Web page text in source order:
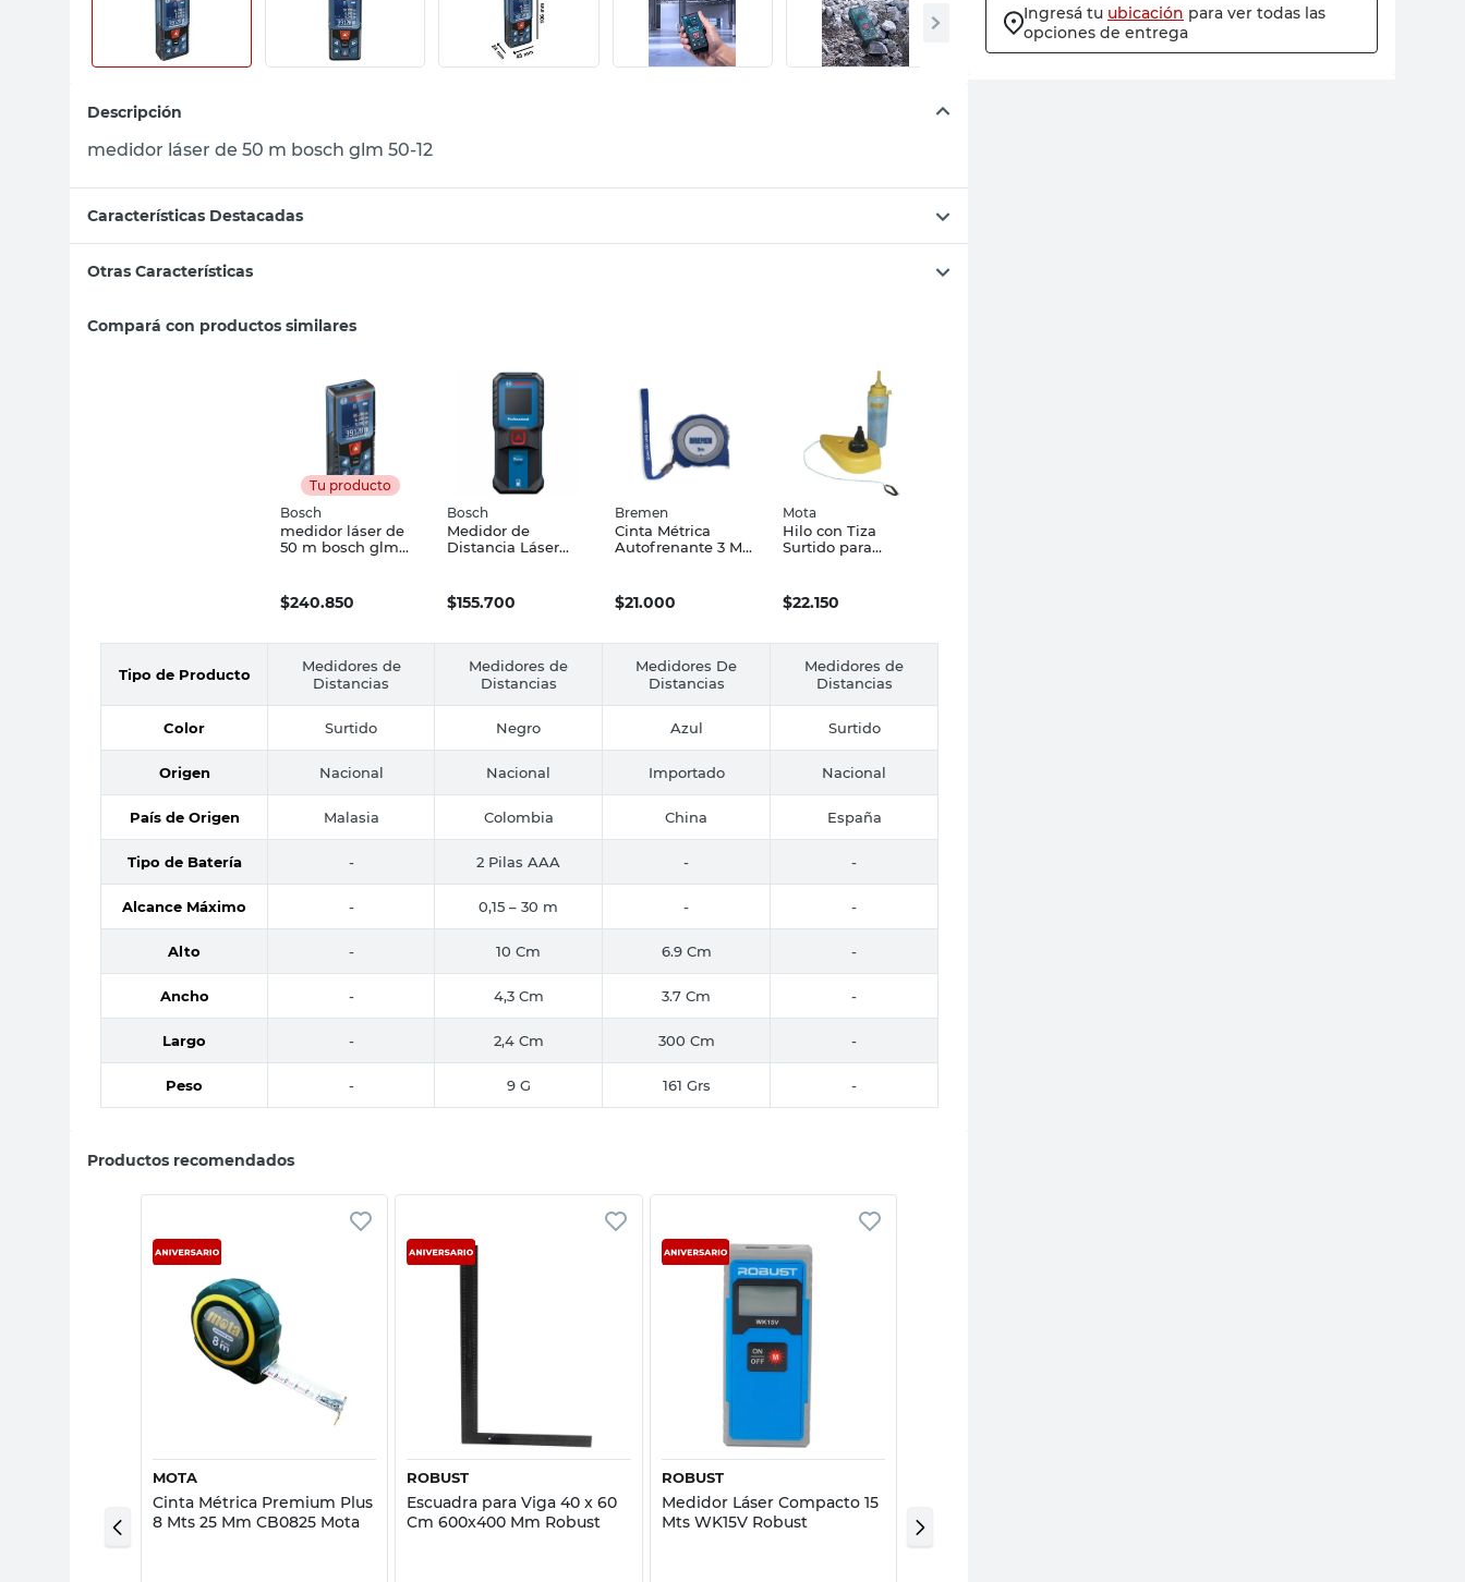
Descripción
medidor láser de 50 m bosch glm 50-12
Características Destacadas
Otras Características
Compará con productos similares
Tu producto
Bosch
medidor láser de
50 m bosch glm
$240.850
Bosch
Medidor de
Distancia Láser
$155.700
Bremen
Cinta Métrica
Autofrenante 3 Mts
$21.000
Mota
Hilo con Tiza
Surtido para
$22.150
Tipo de Producto
Medidores de
Distancias
Medidores de
Distancias
Medidores De
Distancias
Medidores de
Distancias
Color Surtido Negro Azul Surtido
Origen Nacional Nacional Importado Nacional
País de Origen Malasia Colombia China España
Tipo de Batería - 2 Pilas AAA - -
Alcance Máximo - 0,15 – 30 m - -
Alto - 10 Cm 6.9 Cm -
Ancho - 4,3 Cm 3.7 Cm -
Largo - 2,4 Cm 300 Cm -
Peso - 9 G 161 Grs -
Productos recomendados
Vista rápida
MOTA
Cinta Métrica Premium Plus
8 Mts 25 Mm CB0825 Mota
ROBUST
Escuadra para Viga 40 x 60
Cm 600x400 Mm Robust
Vista rápida
ROBUST
Medidor Láser Compacto 15
Mts WK15V Robust
bosch glm 50-12
Ingresá tu ubicación para ver todas las
opciones de entrega